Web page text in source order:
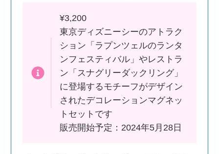
¥3,200
東京ディズニーシーのアトラク
ション「ラプンツェルのランタ
ンフェスティバル」やレストラ
ン「スナグリーダックリング」
に登場するモチーフがデザイン
されたデコレーションマグネッ
トセットです
販売開始予定：2024年5月28日